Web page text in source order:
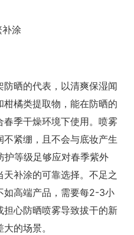
涂
晒的代表，以清爽保湿闻
橘类提取物，能在防晒的
季干燥环境下使用。喷雾
紧绷，且不会与底妆产生
等级足够应对春季紫外
补涂的可靠选择。不足之
如高端产品，需要每2-3小
心防晒喷雾导致拔干的新
的场景。